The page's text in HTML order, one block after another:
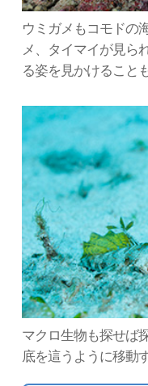
ウミガメもコモドの
メ、タイマイが見ら
る姿を見かけること
マクロ生物も探せば
底を這うように移動